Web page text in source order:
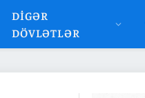
DIGƏR
DÖVLƏTLƏR